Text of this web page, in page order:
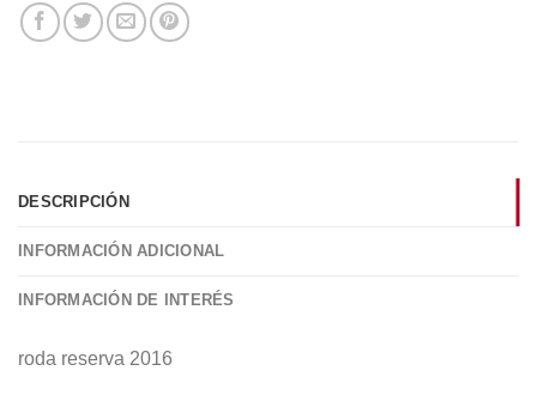
DESCRIPCIÓN
INFORMACIÓN ADICIONAL
INFORMACIÓN DE INTERÉS
roda reserva 2016